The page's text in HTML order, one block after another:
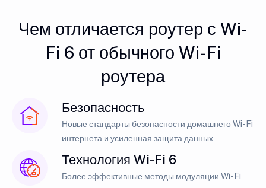
Чем отличается роутер с Wi-
Fi 6 от обычного Wi-Fi
роутера
Безопасность
Новые стандарты безопасности домашнего Wi-Fi
интернета и усиленная защита данных
Технология Wi-Fi 6
Более эффективные методы модуляции Wi-Fi